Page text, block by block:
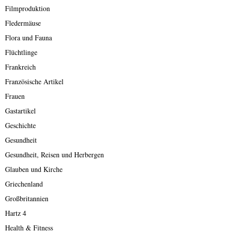
Filmproduktion
Fledermäuse
Flora und Fauna
Flüchtlinge
Frankreich
Französische Artikel
Frauen
Gastartikel
Geschichte
Gesundheit
Gesundheit, Reisen und Herbergen
Glauben und Kirche
Griechenland
Großbritannien
Hartz 4
Health & Fitness